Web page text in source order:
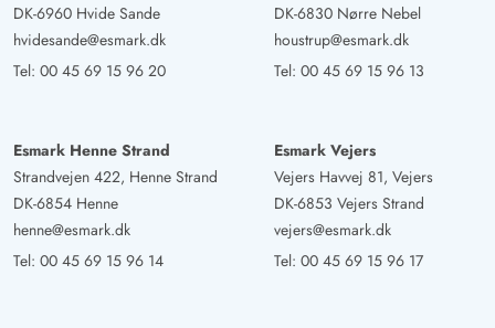
DK-6960 Hvide Sande
hvidesande@esmark.dk
Tel: 00 45 69 15 96 20
DK-6830 Nørre Nebel
houstrup@esmark.dk
Tel: 00 45 69 15 96 13
Esmark Henne Strand
Strandvejen 422, Henne Strand
DK-6854 Henne
henne@esmark.dk
Tel: 00 45 69 15 96 14
Esmark Vejers
Vejers Havvej 81, Vejers
DK-6853 Vejers Strand
vejers@esmark.dk
Tel: 00 45 69 15 96 17